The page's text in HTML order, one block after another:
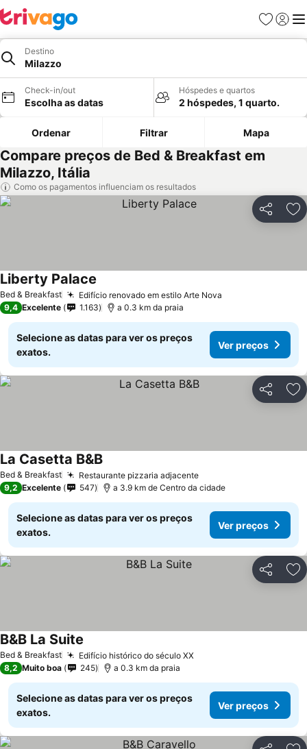
Favoritos
Iniciar
Destino
Milazzo
Check-in/out
Escolha as datas
Hóspedes e quartos
2 hóspedes, 1 quarto.
Ordenar Filtrar Mapa
Compare preços de Bed & Breakfast em
Milazzo, Itália
Como os pagamentos influenciam os resultados
Partilhar
Bed & Breakfast Edifício renovado em estilo Arte Nova
Liberty Palace
9,4 Excelente 1.163 a 0.3 km da praia
Selecione as datas para ver os preços
exatos.
Ver preços
Partilhar
Bed & Breakfast Restaurante pizzaria adjacente
La Casetta B&B
9,2 Excelente 547 a 3.9 km de Centro da cidade
Selecione as datas para ver os preços
exatos.
Ver preços
Partilhar
Bed & Breakfast Edifício histórico do século XX
B&B La Suite
8,2 Muito boa 245 a 0.3 km da praia
Selecione as datas para ver os preços
exatos.
Ver preços